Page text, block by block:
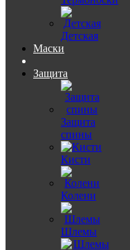
Детская
Маски
Защита
Защита
спины
Кисти
Колени
Шлемы